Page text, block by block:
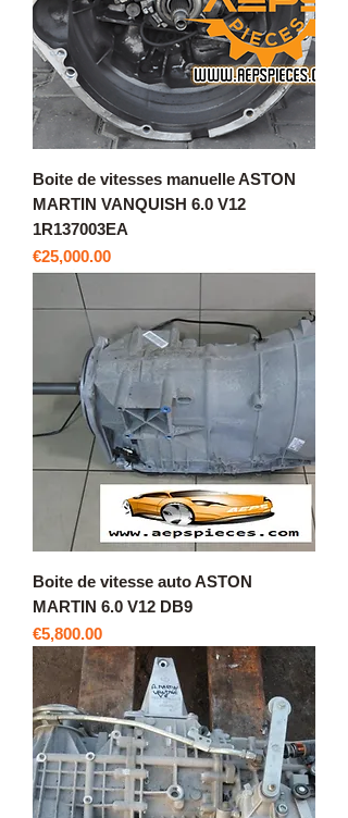
Boite de vitesses manuelle ASTON
MARTIN VANQUISH 6.0 V12
1R137003EA
價格
€25,000.00
Boite de vitesse auto ASTON
MARTIN 6.0 V12 DB9
價格
€5,800.00